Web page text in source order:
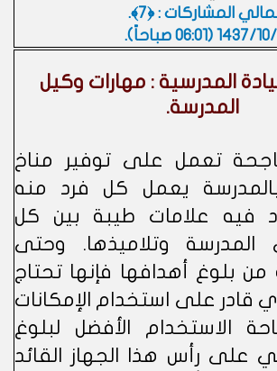
المشاركات : ﴿7﴾.
10/01 (06:01 صباحاً)
.
المدرسية : مهارات وكيل
المدرسة.
تعمل على توفير مناخ
يعمل كل فرد منه
فيه علامات طيبة بين كل
المدرسة وتلاميذها. وحتى
من بلوغ أهدافها فإنها تحتاج
قادر على استخدام الإمكانات
الاستخدام الأفضل لبلوغ
على رأس هذا الجهاز القائد